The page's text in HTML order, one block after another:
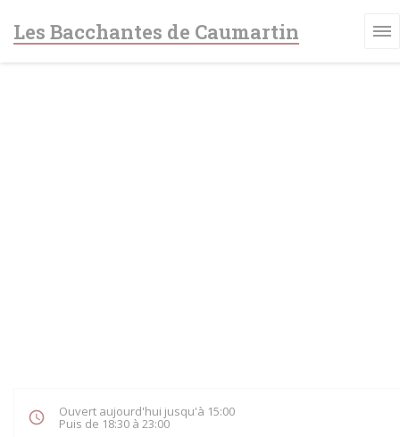
Les Bacchantes de Caumartin
Ouvert aujourd'hui jusqu'à 15:00
Puis de 18:30 à 23:00